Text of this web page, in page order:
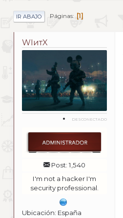
IR ABAJO Páginas 1
WIитX
DESCONECTADO
Post: 1,540
I'm not a hacker I'm
security professional.
Ubicación: España